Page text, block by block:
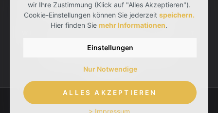
wir Ihre Zustimmung (Klick auf "Alles Akzeptieren").
Cookie-Einstellungen können Sie jederzeit speichern.
Hier finden Sie mehr Informationen.
Einstellungen
Nur Notwendige
ALLES AKZEPTIEREN
> Impressum